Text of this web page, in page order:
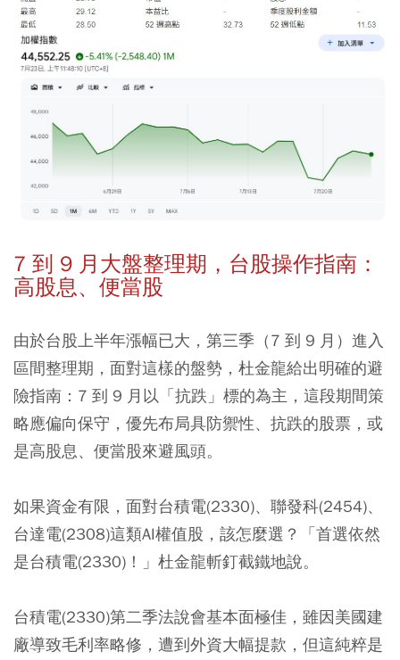
7 到 9 月大盤整理期，台股操作指南：
高股息、便當股
由於台股上半年漲幅已大，第三季（7 到 9 月）進入
區間整理期，面對這樣的盤勢，杜金龍給出明確的避
險指南： 7 到 9 月以「抗跌」標的為主，這段期間策
略應偏向保守，優先布局具防禦性、抗跌的股票，或
是高股息、便當股來避風頭。
如果資金有限，面對台積電(2330)、聯發科(2454)、
台達電(2308)這類AI權值股，該怎麼選？「首選依然
是台積電(2330)！」杜金龍斬釘截鐵地說。
台積電(2330)第二季法說會基本面極佳，雖因美國建
廠導致毛利率略修，遭到外資大幅提款，但這純粹是